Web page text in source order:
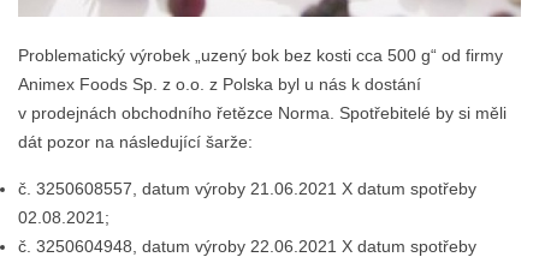
Problematický výrobek „uzený bok bez kosti cca 500 g“ od firmy
Animex Foods Sp. z o.o. z Polska byl u nás k dostání
v prodejnách obchodního řetězce Norma. Spotřebitelé by si měli
dát pozor na následující šarže:
č. 3250608557, datum výroby 21.06.2021 X datum spotřeby
02.08.2021;
č. 3250604948, datum výroby 22.06.2021 X datum spotřeby